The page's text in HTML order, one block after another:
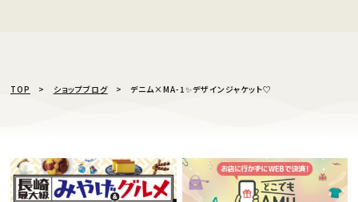
TOP ショップブログ デニム×MA-1✨️デザインジャケット♡